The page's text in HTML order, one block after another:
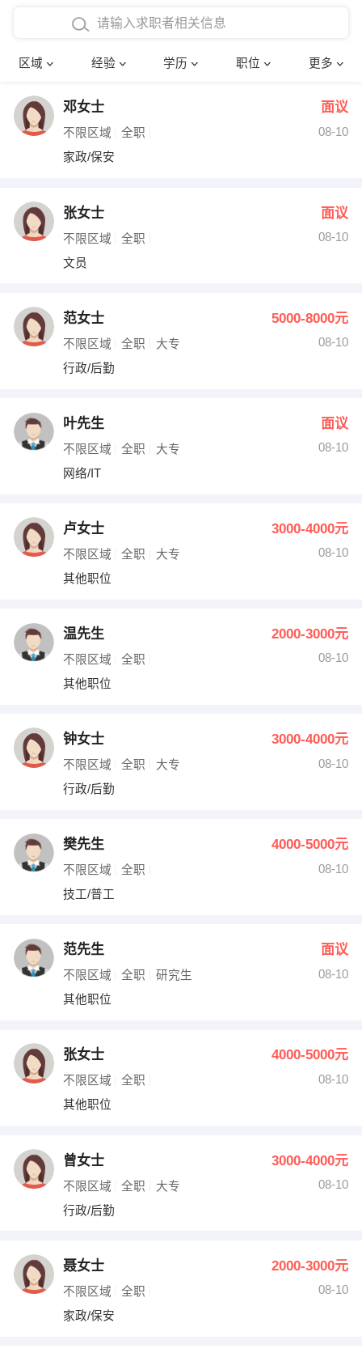
区域 经验 学历 职位 更多
在校学生工作经验
四年以上工作经验
五年以上工作经验
博士
文员
财务会计
网络IT
收银员
水电/机修
编辑
其他职位
确定
邓女士 面议
不限区域 全职
08-10
家政/保安
张女士 面议
不限区域 全职
08-10
文员
范女士 5000-8000元
不限区域 全职 大专
08-10
行政/后勤
叶先生 面议
不限区域 全职 大专
08-10
网络/IT
卢女士 3000-4000元
不限区域 全职 大专
08-10
其他职位
温先生 2000-3000元
不限区域 全职
08-10
其他职位
钟女士 3000-4000元
不限区域 全职 大专
08-10
行政/后勤
樊先生 4000-5000元
不限区域 全职
08-10
技工/普工
范先生 面议
不限区域 全职 研究生
08-10
其他职位
张女士 4000-5000元
不限区域 全职
08-10
其他职位
曾女士 3000-4000元
不限区域 全职 大专
08-10
行政/后勤
聂女士 2000-3000元
不限区域 全职
08-10
家政/保安